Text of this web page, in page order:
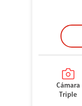
Cámara
Triple